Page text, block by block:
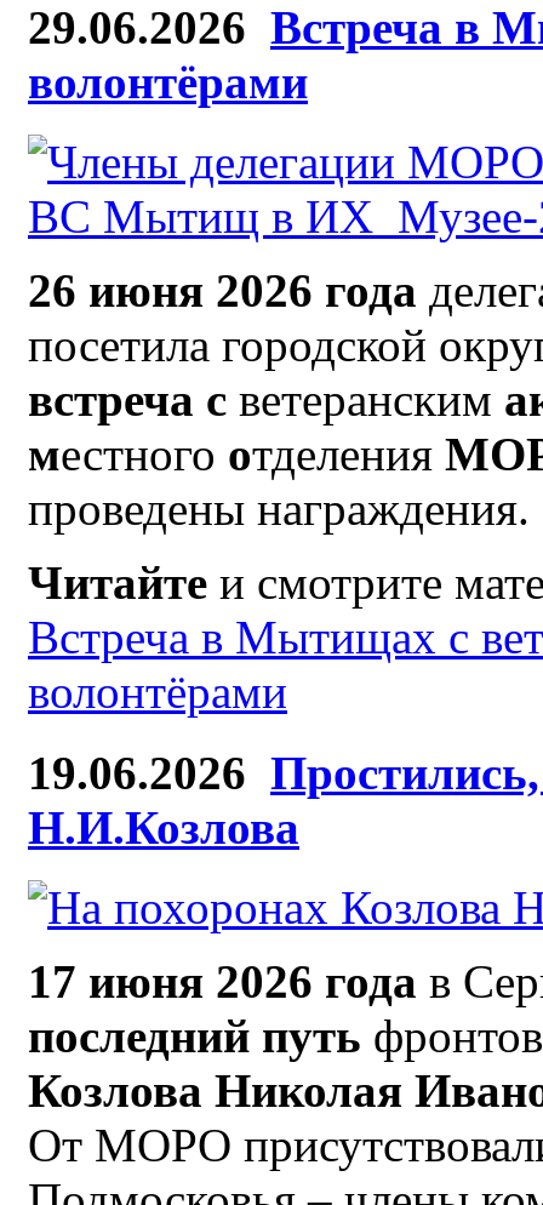
29.06.2026 Встреча в
волонтёрами
26 июня 2026 года
посетила городской
встреча с ветеранским
местного отделения
проведены награждения.
Читайте и смотрите
Встреча в Мытищах с
волонтёрами
19.06.2026
Н.И.Козлова
17 июня 2026 года в
последний путь
Козлова Николая
От МОРО